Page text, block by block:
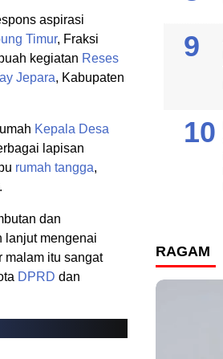
aspirasi
Timur, Fraksi
kegiatan Reses
Jepara, Kabupaten
Kepala Desa
lapisan
rumah tangga,
dan
lanjut mengenai
malam itu sangat
DPRD dan
RAGAM